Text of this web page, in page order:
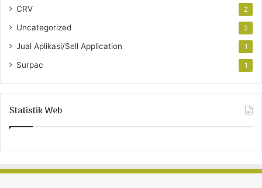
CRV 2
Uncategorized 2
Jual Aplikasi/Sell Application 1
Surpac 1
Statistik Web